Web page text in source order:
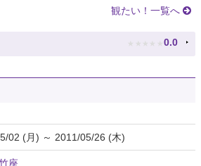
観たい！一覧へ
★ ★ ★ ★ ★ 0.0
02 (月) ～ 2011/05/26 (木)
座